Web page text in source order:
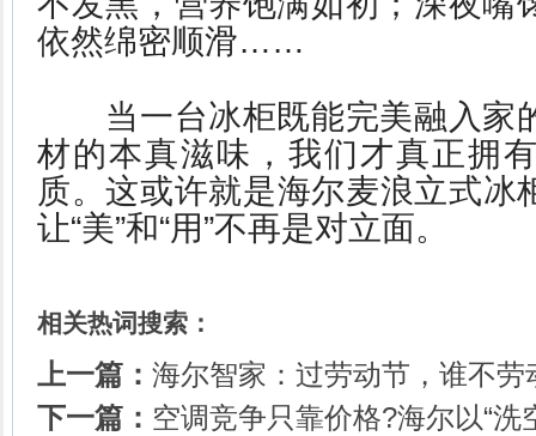
依然绵密顺滑……
当一台冰柜既能完美融入家
材的本真滋味，我们才真正拥
质。这或许就是海尔麦浪立式
让“美”和“用”不再是对立面。
相关热词搜索：
上一篇： 海尔智家：过劳动节，谁不劳
下一篇： 空调竞争只靠价格?海尔以“洗